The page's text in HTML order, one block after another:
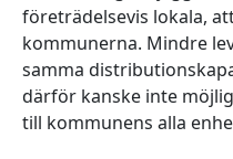
företrädelsevis lokala,
kommunerna. Mindre
samma
därför kanske inte
till kommunens alla